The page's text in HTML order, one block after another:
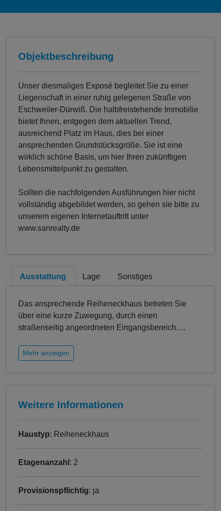
Objektbeschreibung
Unser diesmaliges Exposé begleitet Sie zu einer
Liegenschaft in einer ruhig gelegenen Straße von
Eschweiler-Dürwiß. Die halbfreistehende Immobilie
bietet Ihnen, entgegen dem aktuellen Trend,
ausreichend Platz im Haus, dies bei einer
ansprechenden Grundstücksgröße. Sie ist eine
wirklich schöne Basis, um hier Ihren zukünftigen
Lebensmittelpunkt zu gestalten.
Sollten die nachfolgenden Ausführungen hier nicht
vollständig abgebildet werden, so gehen sie bitte zu
unserem eigenen Internetauftritt unter
www.sanrealty.de
Ausstattung Lage Sonstiges
Das ansprechende Reiheneckhaus betreten Sie
über eine kurze Zuwegung, durch einen
straßenseitig angeordneten Eingangsbereich.…
Mehr anzeigen
Weitere Informationen
Haustyp: Reiheneckhaus
Etagenanzahl : 2
Provisionspflichtig: ja